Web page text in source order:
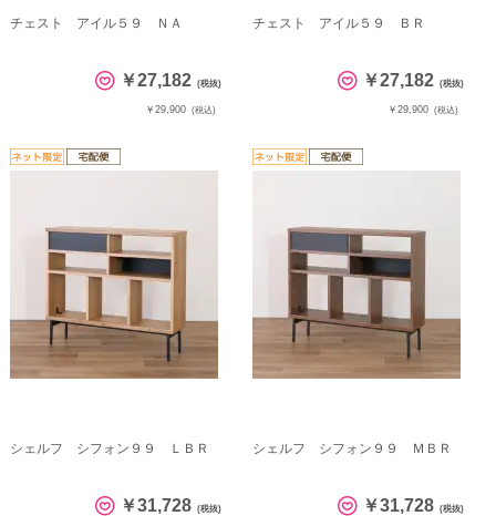
チェスト アイル５９ ＮＡ
￥27,182 (税抜)
￥29,900 (税込)
チェスト アイル５９ ＢＲ
￥27,182 (税抜)
￥29,900 (税込)
シェルフ シフォン９９ ＬＢＲ
￥31,728 (税抜)
シェルフ シフォン９９ ＭＢＲ
￥31,728 (税抜)